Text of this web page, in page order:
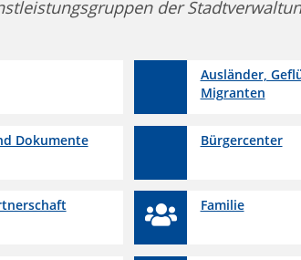
der
Ausländer,
Migranten
Dokumente Bürgercenter
Familie